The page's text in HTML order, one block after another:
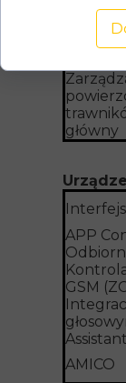
Infinity”
Eco
główny
APP
GSM
AMICO